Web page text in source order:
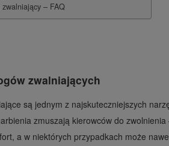
– FAQ
zwalniających
są jednym z najskuteczniejszych
zmuszają kierowców do
a w niektórych przypadkach może